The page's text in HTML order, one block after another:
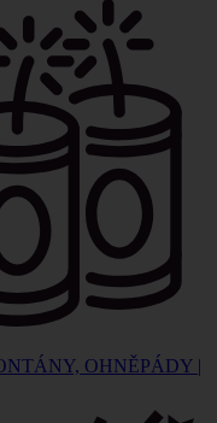
OHNĚPÁDY |